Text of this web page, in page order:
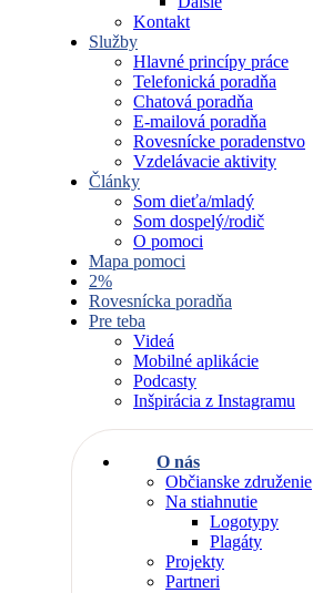
Kontakt
Služby
Hlavné princípy práce
Telefonická poradňa
Chatová poradňa
E-mailová poradňa
Rovesnícke poradenstvo
Vzdelávacie aktivity
Články
Som dieťa/mladý
Som dospelý/rodič
O pomoci
Mapa pomoci
2%
Rovesnícka poradňa
Pre teba
Videá
Mobilné aplikácie
Podcasty
Inšpirácia z Instagramu
O nás
Občianske združenie
Na stiahnutie
Logotypy
Plagáty
Projekty
Partneri